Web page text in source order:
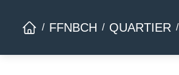
FFNBCH QUARTIER